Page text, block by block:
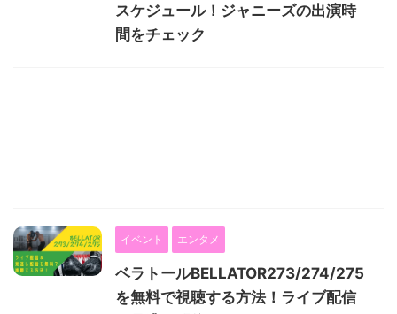
スケジュール！ジャニーズの出演時
間をチェック
イベント エンタメ
ベラトールBELLATOR273/274/275
を無料で視聴する方法！ライブ配信